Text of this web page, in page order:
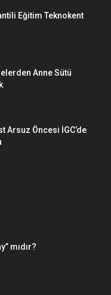
Eğitim Teknokent
Anne Sütü
Arsuz Öncesi İGC’de
mıdır?